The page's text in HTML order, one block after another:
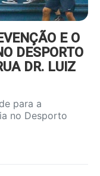
E O
DESPORTO
DR. LUIZ
para a
no Desporto